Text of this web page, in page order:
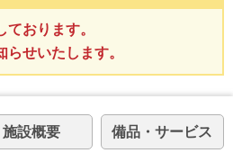
おります。
せいたします。
施設概要 備品・サービス